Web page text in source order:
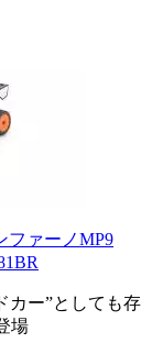
ファーノMP9
カー”としても存
場